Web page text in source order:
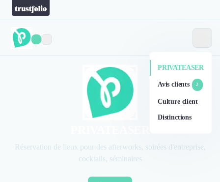
PRIVATEASER
Avis clients 2
Culture client
Distinctions
Réservation de lieux pour des afterworks, soirées d'entreprise,
cocktails, séminaires